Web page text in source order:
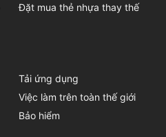
Đặt mua thẻ nhựa thay thế
Tải ứng dụng
Việc làm trên toàn thế giới
Bảo hiểm